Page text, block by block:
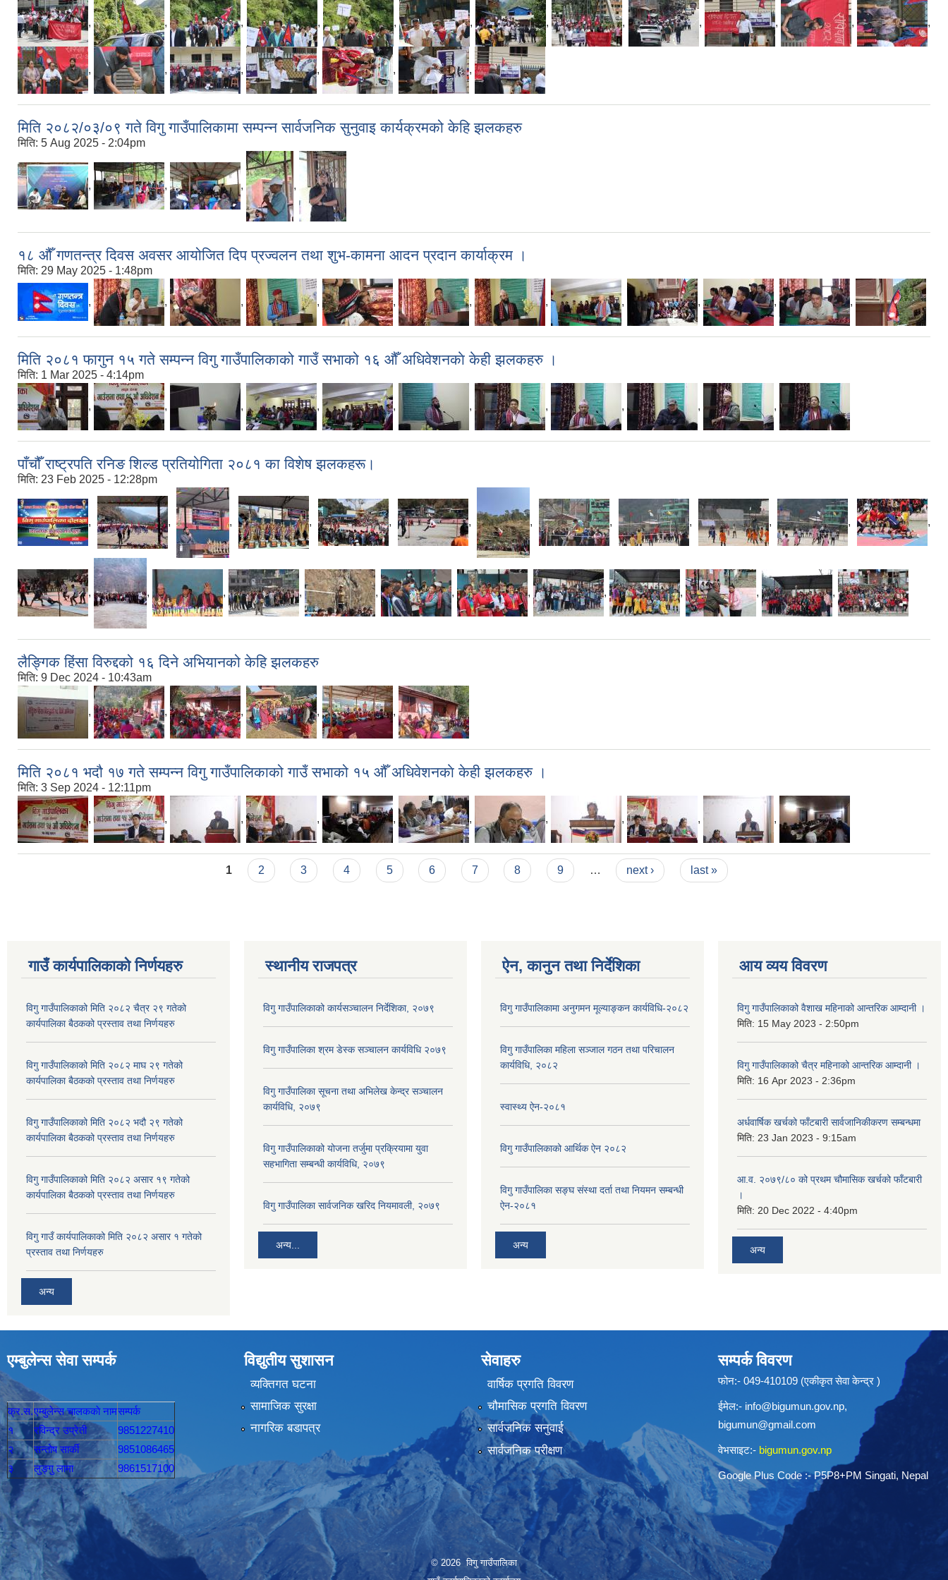
, , , , , , , , , , , ,
, , , , , ,
मिति २०८२/०३/०९ गते विगु गाउँपालिकामा सम्पन्न सार्वजनिक सुनुवाइ कार्यक्रमको केहि झलकहरु
मिति: 5 Aug 2025 - 2:04pm
, , , ,
१८ औँ गणतन्त्र दिवस अवसर आयोजित दिप प्रज्वलन तथा शुभ-कामना आदन प्रदान कार्याक्रम ।
मिति: 29 May 2025 - 1:48pm
, , , , , , , , , , ,
मिति २०८१ फागुन १५ गते सम्पन्न विगु गाउँपालिकाको गाउँ सभाको १६ औँ अधिवेशनकाे केही झलकहरु ।
मिति: 1 Mar 2025 - 4:14pm
, , , , , , , , , ,
पाँचौँ राष्ट्रपति रनिङ शिल्ड प्रतियोगिता २०८१ का विशेष झलकहरू।
मिति: 23 Feb 2025 - 12:28pm
, , , , , , , , , , , ,
, , , , , , , , , , ,
लैङ्गिक हिंसा विरुद्दको १६ दिने अभियानको केहि झलकहरु
मिति: 9 Dec 2024 - 10:43am
, , , , ,
मिति २०८१ भदौ १७ गते सम्पन्न विगु गाउँपालिकाको गाउँ सभाको १५ औँ अधिवेशनकाे केही झलकहरु ।
मिति: 3 Sep 2024 - 12:11pm
, , , , , , , , , ,
1 2 3 4 5 6 7 8 9 … next › last »
गाउँ कार्यपालिकाकाे निर्णयहरु
विगु गाउँपालिकाको मिति २०८२ चैत्र २९ गतेको
कार्यपालिका बैठकको प्रस्ताव तथा निर्णयहरु
विगु गाउँपालिकाको मिति २०८२ माघ २९ गतेको
कार्यपालिका बैठकको प्रस्ताव तथा निर्णयहरु
विगु गाउँपालिकाको मिति २०८२ भदौ २९ गतेको
कार्यपालिका बैठकको प्रस्ताव तथा निर्णयहरु
विगु गाउँपालिकाको मिति २०८२ असार १९ गतेको
कार्यपालिका बैठकको प्रस्ताव तथा निर्णयहरु
विगु गाउँ कार्यपालिकाको मिति २०८२ असार १ गतेको
प्रस्ताव तथा निर्णयहरु
अन्य
स्थानीय राजपत्र
विगु गाउँपालिकाको कार्यसञ्‍चालन निर्देशिका, २०७९
विगु गाउँपालिका श्रम डेस्क सञ्चालन कार्यविधि २०७९
विगु गाउँपालिका सूचना तथा अभिलेख केन्द्र सञ्चालन
कार्यविधि, २०७९
विगु गाउँपालिकाको योजना तर्जुमा प्रक्रियामा युवा
सहभागिता सम्बन्धी कार्यविधि, २०७९
विगु गाउँपालिका सार्वजनिक खरिद नियमावली, २०७९
अन्य...
ऐन, कानुन तथा निर्देशिका
विगु गाउँपालिकामा अनुगमन मूल्याङ्कन कार्यविधि-२०८२
विगु गाउँपालिका महिला सञ्जाल गठन तथा परिचालन
कार्यविधि, २०८२
स्वास्थ्य ऐन-२०८१
विगु गाउँपालिकाको आर्थिक ऐन २०८२
विगु गाउँपालिका सङ्घ संस्था दर्ता तथा नियमन सम्बन्धी
ऐन-२०८१
अन्य
आय व्यय विवरण
विगु गाउँपालिकाको वैशाख महिनाको आन्तरिक आम्दानी ।
मिति: 15 May 2023 - 2:50pm
विगु गाउँपालिकाको चैत्र महिनाको आन्तरिक आम्दानी ।
मिति: 16 Apr 2023 - 2:36pm
अर्धवार्षिक खर्चको फाँटबारी सार्वजानिकीकरण सम्बन्धमा
मिति: 23 Jan 2023 - 9:15am
आ.व. २०७९/८० को प्रथम चौमासिक खर्चको फाँटबारी
।
मिति: 20 Dec 2022 - 4:40pm
अन्य
एम्बुलेन्स सेवा सम्पर्क
क्र.स.एम्बुलेन्स चालककाे नामसम्पर्क
१
रविन्द्र उप्रेती
9851227410
२
सन्तोष सार्की
9851086465
३
लुङ्गु लामा 9861517100
विद्युतीय सुशासन
व्यक्तिगत घटना
सामाजिक सुरक्षा
नागरिक बडापत्र
सेवाहरु
वार्षिक प्रगति विवरण
चौमासिक प्रगति विवरण
सार्वजनिक सनुवाई
सार्वजनिक परीक्षण
सम्पर्क विवरण
फोन:- 049-410109 (एकीकृत सेवा केन्द्र )
ईमेल:- info@bigumun.gov.np,
bigumun@gmail.com
वेभसाइट:- bigumun.gov.np
Google Plus Code :- P5P8+PM Singati, Nepal
© 2026 विगु गाउँपालिका